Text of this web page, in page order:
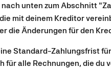
unten zum Abschnitt
mit deinem Kreditor
die Änderungen für den
Standard-Zahlungsfrist
für alle Rechnungen, die du